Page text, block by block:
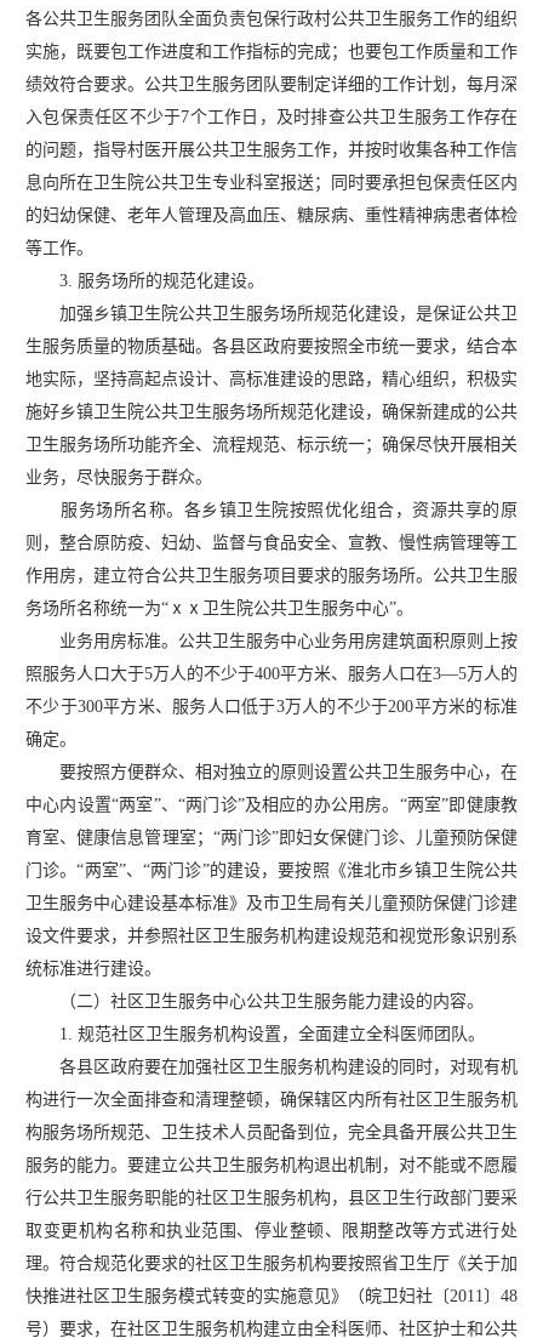
各公共卫生服务团队全面负责包保行政村公共卫生服务工作的组织
实施，既要包工作进度和工作指标的完成；也要包工作质量和工作
绩效符合要求。公共卫生服务团队要制定详细的工作计划，每月深
入包保责任区不少于7个工作日，及时排查公共卫生服务工作存在
的问题，指导村医开展公共卫生服务工作，并按时收集各种工作信
息向所在卫生院公共卫生专业科室报送；同时要承担包保责任区内
的妇幼保健、老年人管理及高血压、糖尿病、重性精神病患者体检
等工作。
3. 服务场所的规范化建设。
加强乡镇卫生院公共卫生服务场所规范化建设，是保证公共卫
生服务质量的物质基础。各县区政府要按照全市统一要求，结合本
地实际，坚持高起点设计、高标准建设的思路，精心组织，积极实
施好乡镇卫生院公共卫生服务场所规范化建设，确保新建成的公共
卫生服务场所功能齐全、流程规范、标示统一；确保尽快开展相关
业务，尽快服务于群众。
服务场所名称。各乡镇卫生院按照优化组合，资源共享的原
则，整合原防疫、妇幼、监督与食品安全、宣教、慢性病管理等工
作用房，建立符合公共卫生服务项目要求的服务场所。公共卫生服
务场所名称统一为“ⅹⅹ卫生院公共卫生服务中心”。
业务用房标准。公共卫生服务中心业务用房建筑面积原则上按
照服务人口大于5万人的不少于400平方米、服务人口在3—5万人的
不少于300平方米、服务人口低于3万人的不少于200平方米的标准
确定。
要按照方便群众、相对独立的原则设置公共卫生服务中心，在
中心内设置“两室”、“两门诊”及相应的办公用房。“两室”即健康教
育室、健康信息管理室；“两门诊”即妇女保健门诊、儿童预防保健
门诊。“两室”、“两门诊”的建设，要按照《淮北市乡镇卫生院公共
卫生服务中心建设基本标准》及市卫生局有关儿童预防保健门诊建
设文件要求，并参照社区卫生服务机构建设规范和视觉形象识别系
统标准进行建设。
（二）社区卫生服务中心公共卫生服务能力建设的内容。
1. 规范社区卫生服务机构设置，全面建立全科医师团队。
各县区政府要在加强社区卫生服务机构建设的同时，对现有机
构进行一次全面排查和清理整顿，确保辖区内所有社区卫生服务机
构服务场所规范、卫生技术人员配备到位，完全具备开展公共卫生
服务的能力。要建立公共卫生服务机构退出机制，对不能或不愿履
行公共卫生服务职能的社区卫生服务机构，县区卫生行政部门要采
取变更机构名称和执业范围、停业整顿、限期整改等方式进行处
理。符合规范化要求的社区卫生服务机构要按照省卫生厅《关于加
快推进社区卫生服务模式转变的实施意见》（皖卫妇社〔 2011〕48
号）要求，在社区卫生服务机构建立由全科医师、社区护士和公共